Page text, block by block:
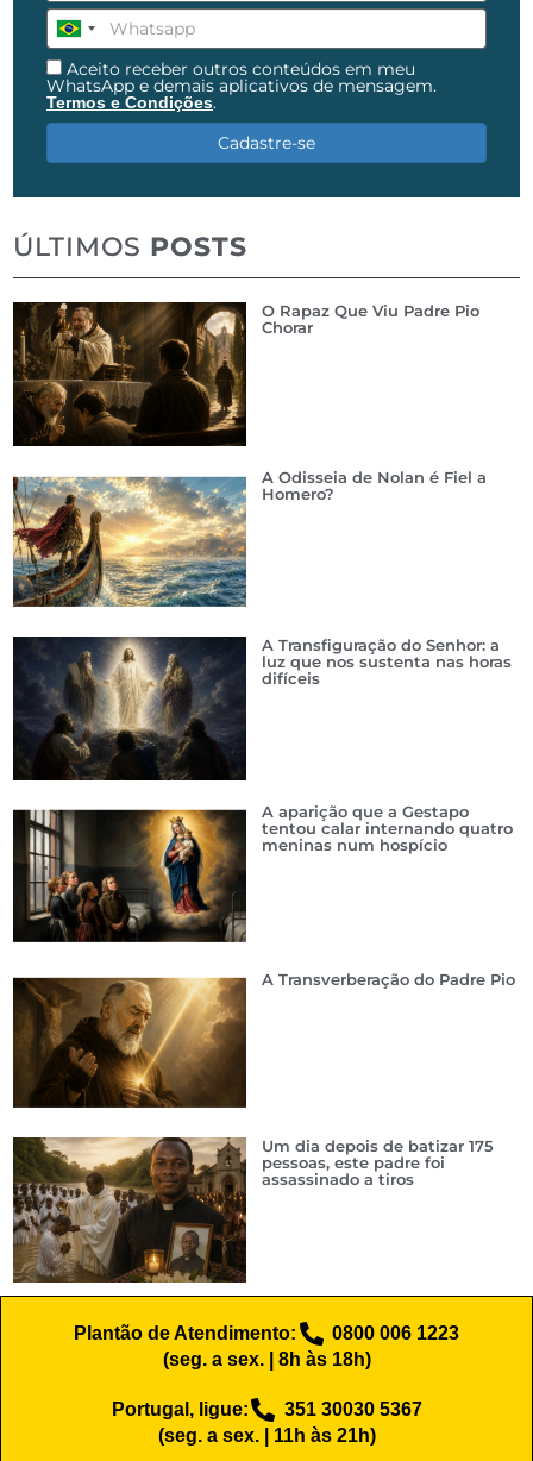
Aceito receber outros conteúdos em meu
WhatsApp e demais aplicativos de mensagem.
Termos e Condições.
Cadastre-se
ÚLTIMOS POSTS
O Rapaz Que Viu Padre Pio
Chorar
A Odisseia de Nolan é Fiel a
Homero?
A Transfiguração do Senhor: a
luz que nos sustenta nas horas
difíceis
A aparição que a Gestapo
tentou calar internando quatro
meninas num hospício
A Transverberação do Padre Pio
Um dia depois de batizar 175
pessoas, este padre foi
assassinado a tiros
Plantão de Atendimento:
0800 006 1223
(seg. a sex. | 8h às 18h)
Portugal, ligue:
351 30030 5367
(seg. a sex. | 11h às 21h)